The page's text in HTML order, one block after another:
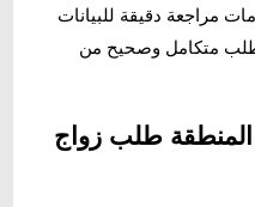
مراجعة دقيقة للبيانات
متكامل وصحيح من
المنطقة طلب زواج